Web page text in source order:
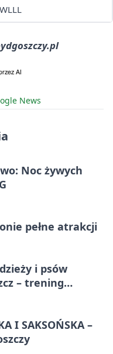
News
Noc żywych
pełne atrakcji
i psów
– trening
I SAKSOŃSKA –